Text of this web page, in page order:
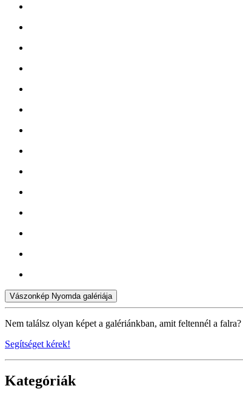
Vászonkép Nyomda galériája
Nem találsz olyan képet a galériánkban, amit feltennél a
Segítséget kérek!
Kategóriák